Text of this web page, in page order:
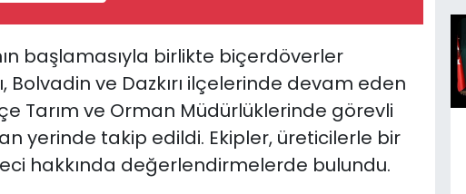
başlamasıyla birlikte biçerdöverler
ve Dazkırı ilçelerinde devam eden
Tarım ve Orman Müdürlüklerinde görevli
yerinde takip edildi. Ekipler, üreticilerle bir
hakkında değerlendirmelerde bulundu.